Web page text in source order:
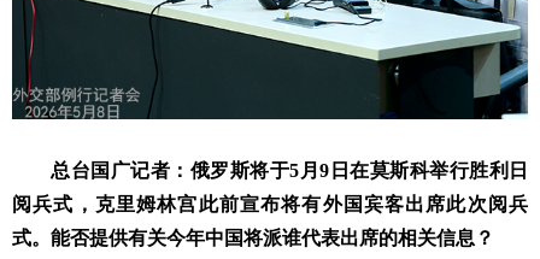
总台国广记者：俄罗斯将于5月9日在莫斯科举行胜利日
阅兵式，克里姆林宫此前宣布将有外国宾客出席此次阅兵
式。能否提供有关今年中国将派谁代表出席的相关信息？